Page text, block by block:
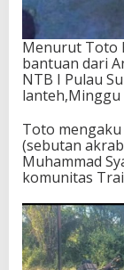
Menurut Toto
bantuan dari
NTB I Pulau
lanteh,Minggu
Toto mengaku
(sebutan
Muhammad
komunitas